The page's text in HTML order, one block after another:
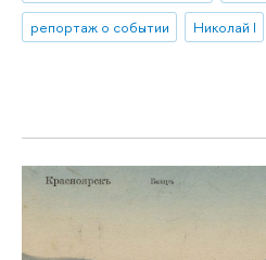
репортаж о событии
Николай I